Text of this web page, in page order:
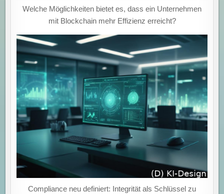
Welche Möglichkeiten bietet es, dass ein Unternehmen
mit Blockchain mehr Effizienz erreicht?
Compliance neu definiert: Integrität als Schlüssel zu